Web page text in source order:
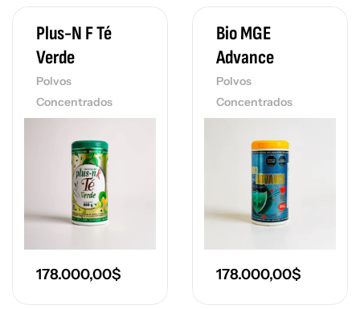
Plus-N F Té
Verde
Polvos
Concentrados
178.000,00$
Bio MGE
Advance
Polvos
Concentrados
178.000,00$